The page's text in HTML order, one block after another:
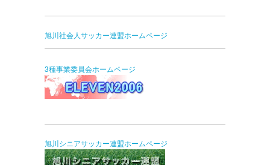
旭川社会人サッカー連盟ホームページ
3種事業委員会ホームページ
旭川シニアサッカー連盟ホームページ